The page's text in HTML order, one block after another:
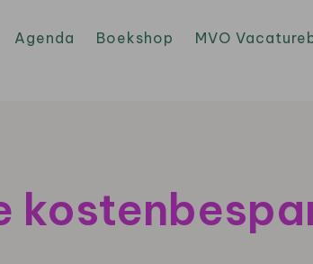
Agenda Boekshop MVO